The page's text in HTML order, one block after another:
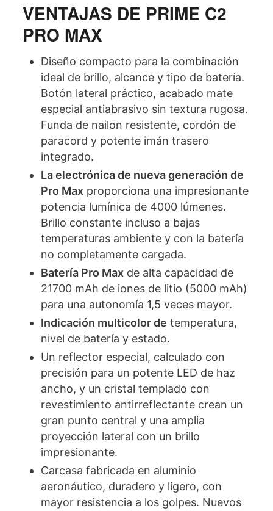
VENTAJAS DE PRIME C2
PRO MAX
Diseño compacto para la combinación
ideal de brillo, alcance y tipo de batería.
Botón lateral práctico, acabado mate
especial antiabrasivo sin textura rugosa.
Funda de nailon resistente, cordón de
paracord y potente imán trasero
integrado.
La electrónica de nueva generación de
Pro Max proporciona una impresionante
potencia lumínica de 4000 lúmenes.
Brillo constante incluso a bajas
temperaturas ambiente y con la batería
no completamente cargada.
Batería Pro Max de alta capacidad de
21700 mAh de iones de litio (5000 mAh)
para una autonomía 1,5 veces mayor.
Indicación multicolor de temperatura,
nivel de batería y estado.
Un reflector especial, calculado con
precisión para un potente LED de haz
ancho, y un cristal templado con
revestimiento antirreflectante crean un
gran punto central y una amplia
proyección lateral con un brillo
impresionante.
Carcasa fabricada en aluminio
aeronáutico, duradero y ligero, con
mayor resistencia a los golpes. Nuevos